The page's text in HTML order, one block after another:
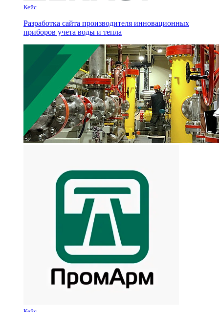
Кейс
Разработка сайта производителя инновационных
приборов учета воды и тепла